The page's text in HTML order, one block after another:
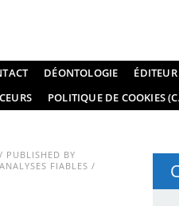
DÉONTOLOGIE ÉDITEUR
POLITIQUE DE COOKIES
PUBLISHED BY
FIABLES /